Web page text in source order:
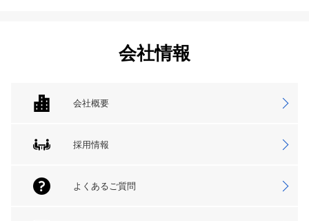
会社情報
会社概要
採用情報
よくあるご質問